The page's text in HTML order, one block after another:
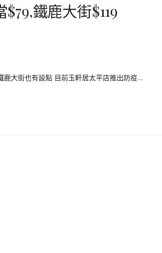
鐵鹿大街$119
大街也有設點 目前玉軒居太平店推出防疫…